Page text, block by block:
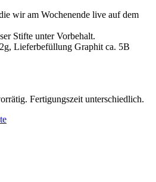
wir am Wochenende live auf dem
Stifte unter Vorbehalt.
Lieferbefüllung Graphit ca. 5B
Fertigungszeit unterschiedlich.